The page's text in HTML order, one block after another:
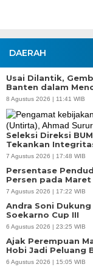
DAERAH
Usai Dilantik,
Banten dalam
8 Agustus 2026 | 11:41 WIB
Seleksi Direksi
Tekankan
7 Agustus 2026 | 17:48 WIB
Persentase
Persen pada
7 Agustus 2026 | 17:22 WIB
Andra Soni
Soekarno Cup III
6 Agustus 2026 | 23:25 WIB
Ajak Perempuan
Hobi Jadi Peluang
6 Agustus 2026 | 15:05 WIB